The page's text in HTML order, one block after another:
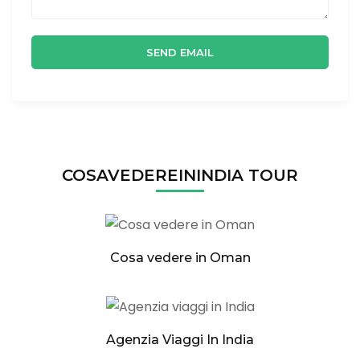
COSAVEDEREININDIA TOUR
Cosa vedere in Oman
Agenzia Viaggi In India